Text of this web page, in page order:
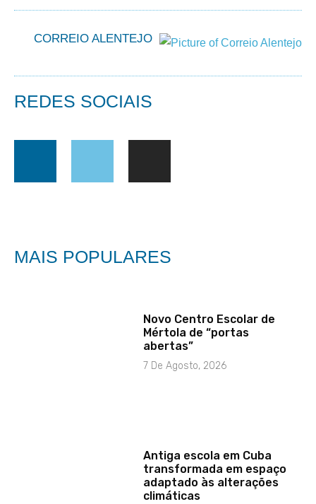
CORREIO ALENTEJO
REDES SOCIAIS
MAIS POPULARES
Novo Centro Escolar de
Mértola de “portas
abertas”
7 De Agosto, 2026
Antiga escola em Cuba
transformada em espaço
adaptado às alterações
climáticas